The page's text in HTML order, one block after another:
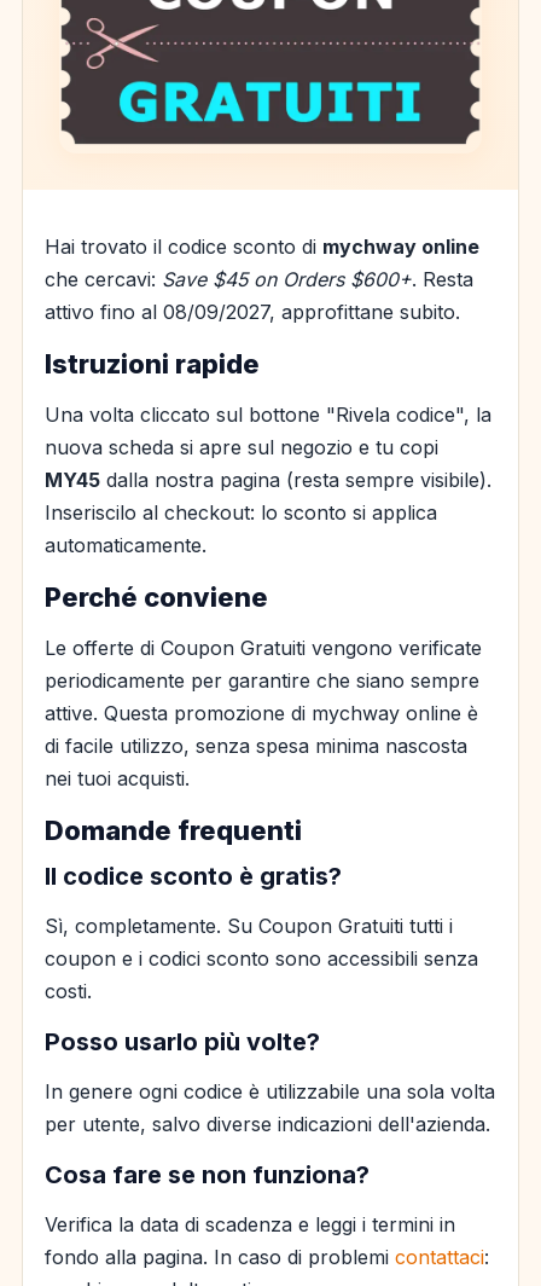
Hai trovato il codice sconto di mychway online
che cercavi: Save $45 on Orders $600+. Resta
attivo fino al 08/09/2027, approfittane subito.
Istruzioni rapide
Una volta cliccato sul bottone "Rivela codice", la
nuova scheda si apre sul negozio e tu copi
MY45 dalla nostra pagina (resta sempre visibile).
Inseriscilo al checkout: lo sconto si applica
automaticamente.
Perché conviene
Le offerte di Coupon Gratuiti vengono verificate
periodicamente per garantire che siano sempre
attive. Questa promozione di mychway online è
di facile utilizzo, senza spesa minima nascosta
nei tuoi acquisti.
Domande frequenti
Il codice sconto è gratis?
Sì, completamente. Su Coupon Gratuiti tutti i
coupon e i codici sconto sono accessibili senza
costi.
Posso usarlo più volte?
In genere ogni codice è utilizzabile una sola volta
per utente, salvo diverse indicazioni dell'azienda.
Cosa fare se non funziona?
Verifica la data di scadenza e leggi i termini in
fondo alla pagina. In caso di problemi contattaci: